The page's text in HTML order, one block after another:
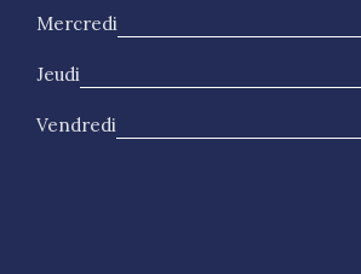
Mercredi
Jeudi
Vendredi